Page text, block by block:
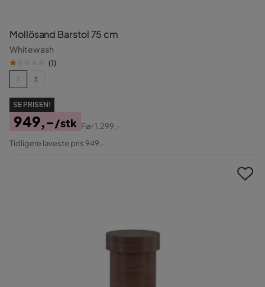
Mollösand Barstol 75 cm
Whitewash
(1)
SE PRISEN!
Pris
949,-/stk
Original
Før1.299,-
Tidligere laveste pris 949,-